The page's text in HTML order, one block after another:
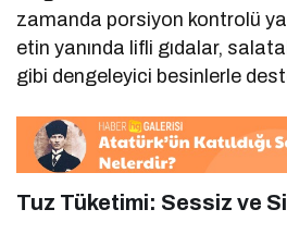
zamanda porsiyon kontrolü
etin yanında lifli gıdalar,
gibi dengeleyici besinlerle
Tuz Tüketimi: Sessiz ve